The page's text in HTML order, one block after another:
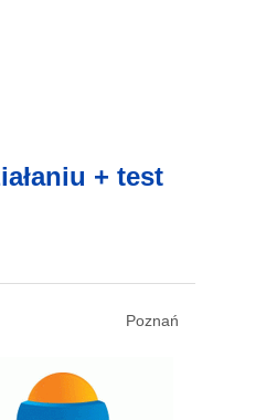
+ test
Poznań